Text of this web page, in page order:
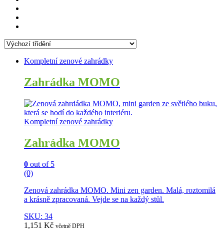
Kompletní zenové zahrádky
Zahrádka MOMO
Kompletní zenové zahrádky
Zahrádka MOMO
0 out of 5
(0)
Zenová zahrádka MOMO. Mini zen garden. Malá, roztomilá
a krásně zpracovaná. Vejde se na každý stůl.
SKU: 34
1,151 Kč včetně DPH